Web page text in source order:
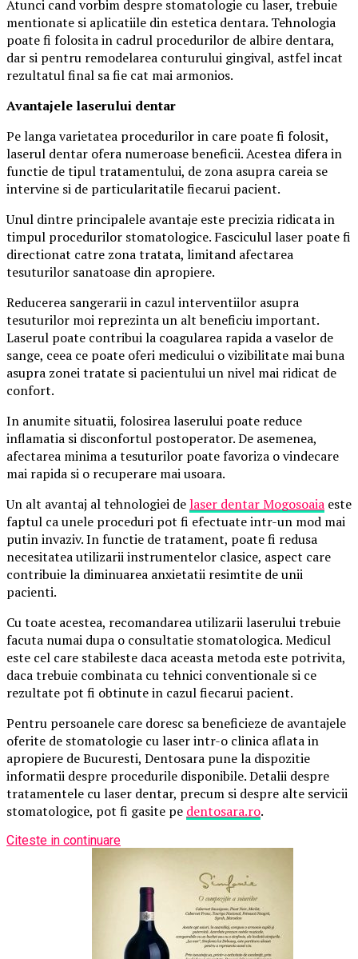
Atunci cand vorbim despre stomatologie cu laser, trebuie
mentionate si aplicatiile din estetica dentara. Tehnologia
poate fi folosita in cadrul procedurilor de albire dentara,
dar si pentru remodelarea conturului gingival, astfel incat
rezultatul final sa fie cat mai armonios.
Avantajele laserului dentar
Pe langa varietatea procedurilor in care poate fi folosit,
laserul dentar ofera numeroase beneficii. Acestea difera in
functie de tipul tratamentului, de zona asupra careia se
intervine si de particularitatile fiecarui pacient.
Unul dintre principalele avantaje este precizia ridicata in
timpul procedurilor stomatologice. Fasciculul laser poate fi
directionat catre zona tratata, limitand afectarea
tesuturilor sanatoase din apropiere.
Reducerea sangerarii in cazul interventiilor asupra
tesuturilor moi reprezinta un alt beneficiu important.
Laserul poate contribui la coagularea rapida a vaselor de
sange, ceea ce poate oferi medicului o vizibilitate mai buna
asupra zonei tratate si pacientului un nivel mai ridicat de
confort.
In anumite situatii, folosirea laserului poate reduce
inflamatia si disconfortul postoperator. De asemenea,
afectarea minima a tesuturilor poate favoriza o vindecare
mai rapida si o recuperare mai usoara.
Un alt avantaj al tehnologiei delaser dentar Mogosoaia este
faptul ca unele proceduri pot fi efectuate intr-un mod mai
putin invaziv. In functie de tratament, poate fi redusa
necesitatea utilizarii instrumentelor clasice, aspect care
contribuie la diminuarea anxietatii resimtite de unii
pacienti.
Cu toate acestea, recomandarea utilizarii laserului trebuie
facuta numai dupa o consultatie stomatologica. Medicul
este cel care stabileste daca aceasta metoda este potrivita,
daca trebuie combinata cu tehnici conventionale si ce
rezultate pot fi obtinute in cazul fiecarui pacient.
Pentru persoanele care doresc sa beneficieze de avantajele
oferite de stomatologie cu laser intr-o clinica aflata in
apropiere de Bucuresti, Dentosara pune la dispozitie
informatii despre procedurile disponibile. Detalii despre
tratamentele cu laser dentar, precum si despre alte servicii
stomatologice, pot fi gasite pe dentosara.ro.
Citeste in continuare